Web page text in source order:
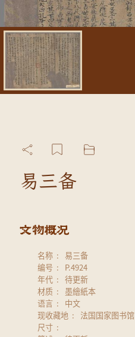
易三备
名称
易三备
编号
P.4924
年代
待更新
材质
墨繪紙本
语言
中文
现收藏地
法国国家图书馆
尺寸